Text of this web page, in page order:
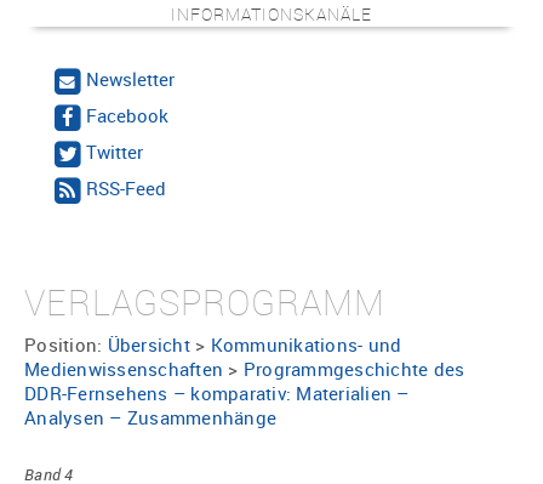
INFORMATIONSKANÄLE
Newsletter
Facebook
Twitter
RSS-Feed
VERLAGSPROGRAMM
Position: Übersicht> Kommunikations- und
Medienwissenschaften > Programmgeschichte des
DDR-Fernsehens – komparativ: Materialien –
Analysen – Zusammenhänge
Band 4